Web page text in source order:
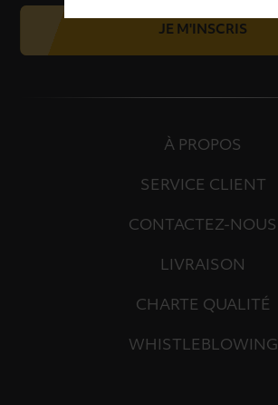
JE M'INSCRIS
À PROPOS
SERVICE CLIENT
CONTACTEZ-NOUS
LIVRAISON
CHARTE QUALITÉ
WHISTLEBLOWING